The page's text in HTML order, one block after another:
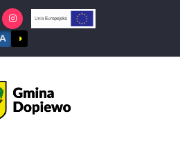
A ◑